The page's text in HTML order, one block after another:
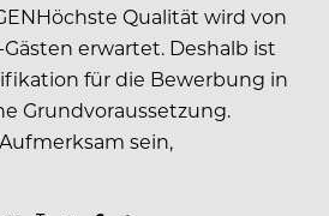
Qualität wird von
erwartet. Deshalb ist
für die Bewerbung in
Grundvoraussetzung.
sein,